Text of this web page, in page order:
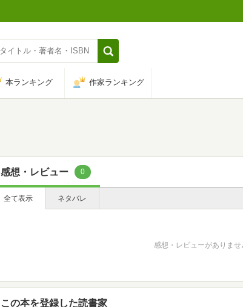
本ランキング 作家ランキング
感想・レビュー 0
全て表示 ネタバレ
感想・レビューがありませ
この本を登録した読書家